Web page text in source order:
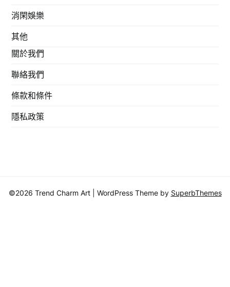
消閑娛樂
其他
關於我們
聯絡我們
條款和條件
隱私政策
©2026 Trend Charm Art | WordPress Theme by SuperbThemes